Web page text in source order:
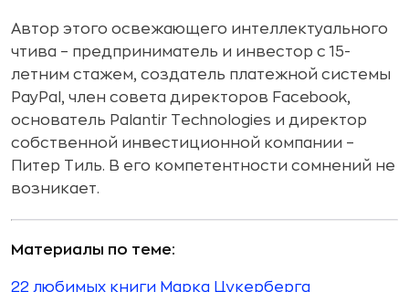
Автор этого освежающего интеллектуального
чтива – предприниматель и инвестор с 15-
летним стажем, создатель платежной системы
PayPal, член совета директоров Facebook,
основатель Palantir Technologies и директор
собственной инвестиционной компании –
Питер Тиль. В его компетентности сомнений не
возникает.
Материалы по теме:
22 любимых книги Марка Цукерберга